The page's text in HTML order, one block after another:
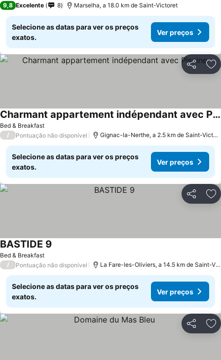
9,8 Excelente 8 Marselha, a 18.0 km de Saint-Victoret
Selecione as datas para ver os preços
exatos.
Ver preços
Partilhar
Bed & Breakfast
Charmant appartement indépendant avec Piscine
Ver preços
/ Pontuação não disponível Gignac-la-Nerthe, a 2.5 km de Saint-
Selecione as datas para ver os preços
exatos.
Ver preços
Partilhar
Bed & Breakfast
BASTIDE 9
/ Pontuação não disponível La Fare-les-Oliviers, a 14.5 km de Saint-
Selecione as datas para ver os preços
exatos.
Ver preços
Partilhar